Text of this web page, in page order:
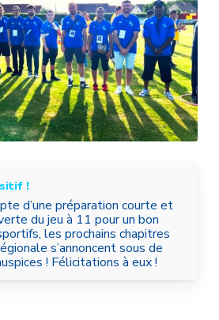
!
d’une préparation courte et
du jeu à 11 pour un bon
les prochains chapitres
s’annoncent sous de
! Félicitations à eux !